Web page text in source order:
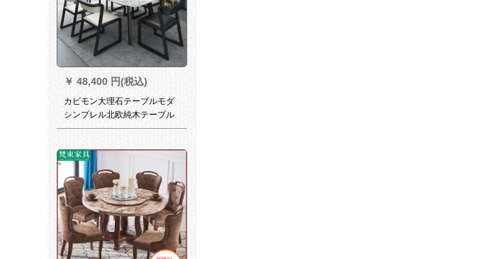
￥ 48,400 円(税込)
カビモン大理石テーブルモダ
シンプレル北欧純木テーブル
セットの中のホワイト（大理
ンド1.6 m大理石テーブル+6つ
のテーブル